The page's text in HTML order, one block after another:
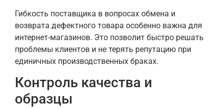
Гибкость поставщика в вопросах обмена и
возврата дефектного товара особенно важна для
интернет-магазинов. Это позволит быстро решать
проблемы клиентов и не терять репутацию при
единичных производственных браках.
Контроль качества и
образцы